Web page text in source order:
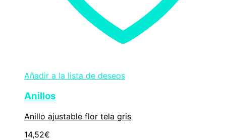
Añadir a la lista de deseos
Anillos
Anillo ajustable flor tela gris
14,52€